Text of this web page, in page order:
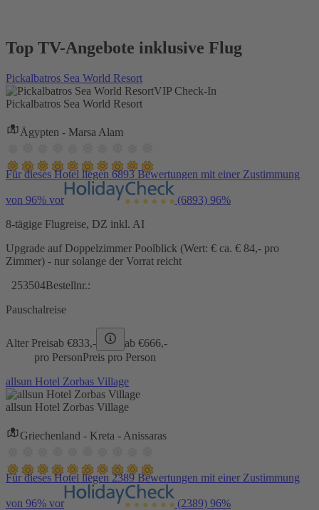
Top TV-Angebote inklusive Flug
Pickalbatros Sea World Resort
VIP Check-In
Pickalbatros Sea World Resort
Ägypten - Marsa Alam
Für dieses Hotel liegen 6893 Bewertungen mit einer Zustimmung
von 96% vor (6893) 96%
8-tägige Flugreise, DZ inkl. AI
Upgrade auf Doppelzimmer Poolblick (Wert: € ca. € 84,- pro
Zimmer) - nur solange der Vorrat reicht
253504Bestellnr.:
Pauschalreise
Alter Preisab €833,- ab €666,-
pro PersonPreis pro Person
allsun Hotel Zorbas Village
allsun Hotel Zorbas Village
Griechenland - Kreta - Anissaras
Für dieses Hotel liegen 2389 Bewertungen mit einer Zustimmung
von 96% vor (2389) 96%